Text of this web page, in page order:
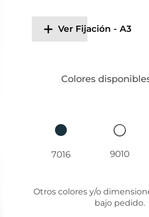
Ver Fijación - A3
Colores
7016 9010
Otros colores y/o
bajo pedido.